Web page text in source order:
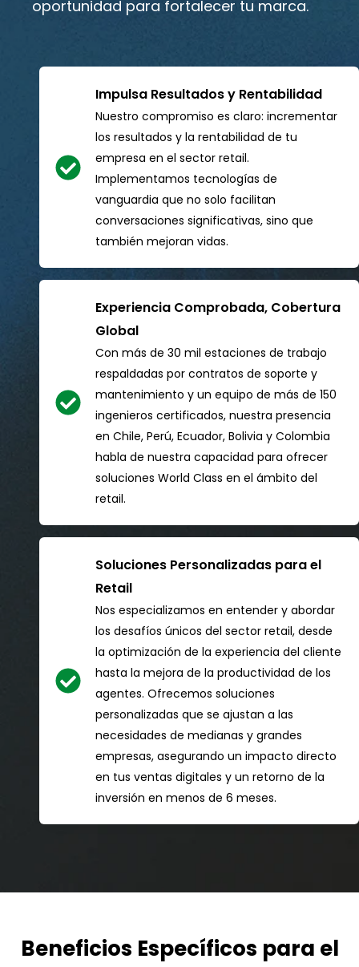
oportunidad para fortalecer tu marca.
Impulsa Resultados y Rentabilidad
Nuestro compromiso es claro: incrementar
los resultados y la rentabilidad de tu
empresa en el sector retail.
Implementamos tecnologías de
vanguardia que no solo facilitan
conversaciones significativas, sino que
también mejoran vidas.
Experiencia Comprobada, Cobertura
Global
Con más de 30 mil estaciones de trabajo
respaldadas por contratos de soporte y
mantenimiento y un equipo de más de 150
ingenieros certificados, nuestra presencia
en Chile, Perú, Ecuador, Bolivia y Colombia
habla de nuestra capacidad para ofrecer
soluciones World Class en el ámbito del
retail.
Soluciones Personalizadas para el
Retail
Nos especializamos en entender y abordar
los desafíos únicos del sector retail, desde
la optimización de la experiencia del cliente
hasta la mejora de la productividad de los
agentes. Ofrecemos soluciones
personalizadas que se ajustan a las
necesidades de medianas y grandes
empresas, asegurando un impacto directo
en tus ventas digitales y un retorno de la
inversión en menos de 6 meses.
Beneficios Específicos para el